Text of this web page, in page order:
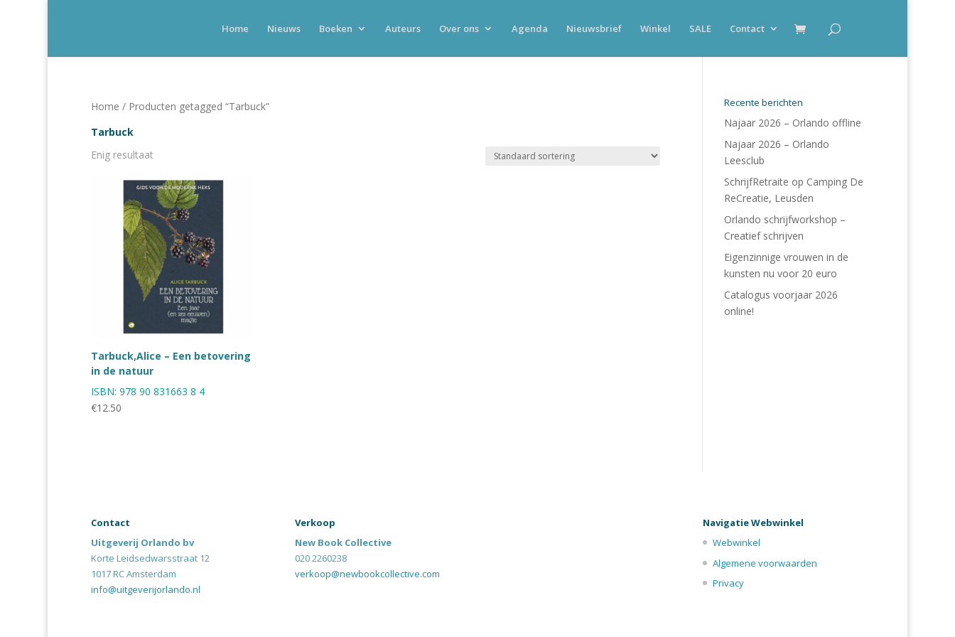
Home Nieuws Boeken Auteurs Over ons Agenda Nieuwsbrief Winkel SALE Contact
Home / Producten getagged “Tarbuck”
Tarbuck
Enig resultaat
Tarbuck,Alice – Een betovering
in de natuur
ISBN: 978 90 831663 8 4
€12.50
Recente berichten
Najaar 2026 – Orlando offline
Najaar 2026 – Orlando
Leesclub
SchrijfRetraite op Camping De
ReCreatie, Leusden
Orlando schrijfworkshop –
Creatief schrijven
Eigenzinnige vrouwen in de
kunsten nu voor 20 euro
Catalogus voorjaar 2026
online!
Contact
Uitgeverij Orlando bv
Korte Leidsedwarsstraat 12
1017 RC Amsterdam
info@uitgeverijorlando.nl
Verkoop
New Book Collective
020 2260238
verkoop@newbookcollective.com
Navigatie Webwinkel
Webwinkel
Algemene voorwaarden
Privacy